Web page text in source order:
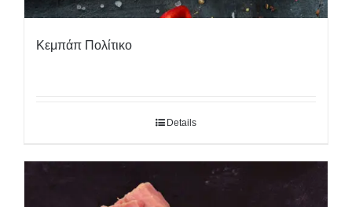
Κεμπάπ Πολίτικο
Details